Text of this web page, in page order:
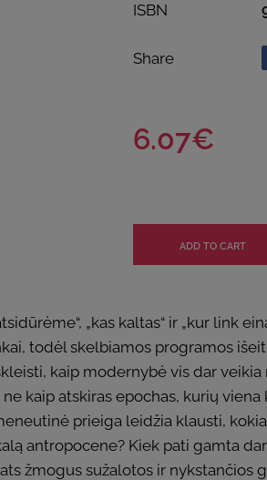
ISBN
Share
6.07€
„kas kaltas“ ir „kur link
todėl skelbiamos programos
kaip modernybė vis dar
kaip atskiras epochas, kurių
prieiga leidžia klausti,
antropocene? Kiek pati gamta
žmogus sužalotos ir nykstančios